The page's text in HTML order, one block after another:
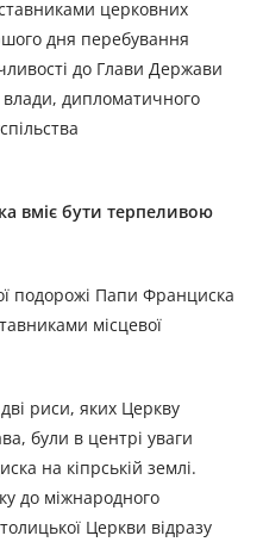
церковних
дня перебування
до Глави Держави
влади, дипломатичного
вміє бути терпеливою
подорожі Папи Франциска
місцевої
риси, яких Церкву
були в центрі уваги
на кіпрській землі.
до міжнародного
Церкви відразу